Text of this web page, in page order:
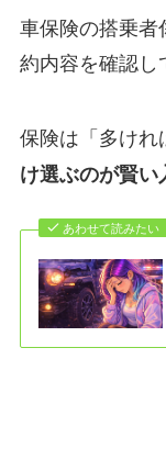
車保険の搭乗
約内容を確認し
保険は「多けれ
け選ぶのが賢い
あわせて読みたい